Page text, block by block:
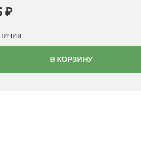
₽
В КОРЗИНУ